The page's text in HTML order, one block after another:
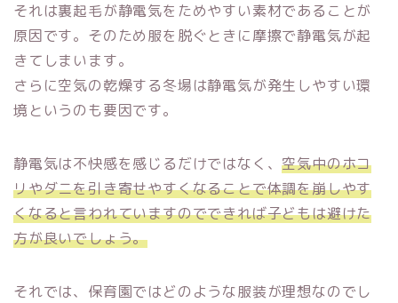
それは裏起毛が静電気をためやすい素材であることが
原因です。そのため服を脱ぐときに摩擦で静電気が起
きてしまいます。
さらに空気の乾燥する冬場は静電気が発生しやすい環
境というのも要因です。
静電気は不快感を感じるだけではなく、空気中のホコ
リやダニを引き寄せやすくなることで体調を崩しやす
くなると言われていますのでできれば子どもは避けた
方が良いでしょう。
それでは、保育園ではどのような服装が理想なのでし